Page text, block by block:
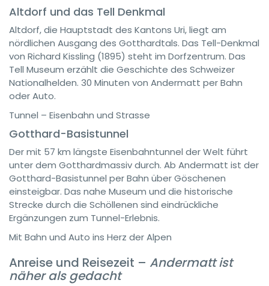
Altdorf und das Tell Denkmal
Altdorf, die Hauptstadt des Kantons Uri, liegt am
nördlichen Ausgang des Gotthardtals. Das Tell-Denkmal
von Richard Kissling (1895) steht im Dorfzentrum. Das
Tell Museum erzählt die Geschichte des Schweizer
Nationalhelden. 30 Minuten von Andermatt per Bahn
oder Auto.
Tunnel – Eisenbahn und Strasse
Gotthard-Basistunnel
Der mit 57 km längste Eisenbahntunnel der Welt führt
unter dem Gotthardmassiv durch. Ab Andermatt ist der
Gotthard-Basistunnel per Bahn über Göschenen
einsteigbar. Das nahe Museum und die historische
Strecke durch die Schöllenen sind eindrückliche
Ergänzungen zum Tunnel-Erlebnis.
Mit Bahn und Auto ins Herz der Alpen
Anreise und Reisezeit – Andermatt ist
näher als gedacht